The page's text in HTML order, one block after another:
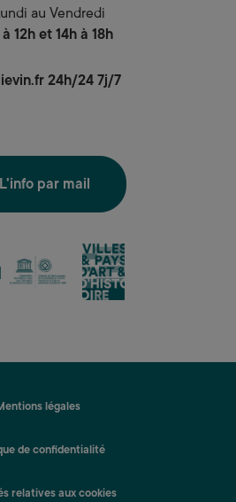
au Vendredi
12h et 14h à 18h
24h/24 7j/7
L'info par mail
lien lien
légales
de confidentialité
relatives aux cookies